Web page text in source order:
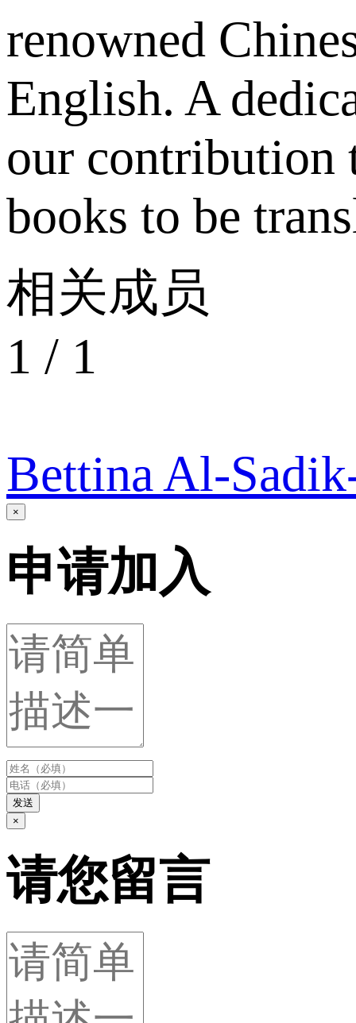
renowned
English. A
our contribution
books to be
相关成员
1 / 1
Bettina Al-
×
申请加入
发送
×
请您留言